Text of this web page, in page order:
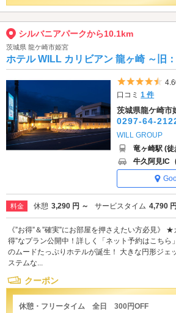
シルバニアパークから10.1km
茨城県 龍ケ崎市姫宮
ホテル WILL カリビアン 龍ヶ崎 ～旧
5
口コミ1 件
茨城県龍ケ崎市
0297-64-
WILL GROUP
竜ヶ崎駅 (
牛久阿見IC
料金 休憩 3,290 円 ～ サービスタイム 4,790
《”お得”＆”確実”にお部屋を押さえたい方必見》
得”なプラン公開中！詳しく「ネット予約はこちら
のムードたっぷりホテルが誕生！ 大きな円形ジェ
ステムな...
クーポン
休憩・フリータイム 全日 300円OFF